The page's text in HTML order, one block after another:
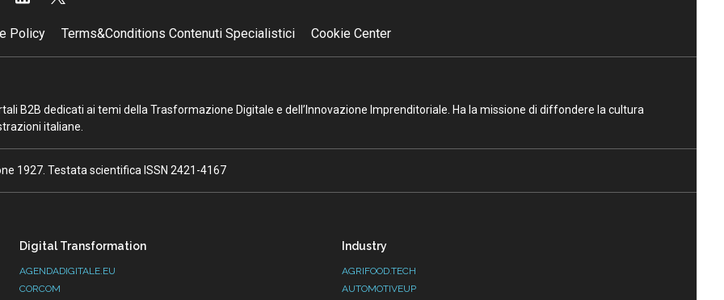
Policy Terms&Conditions Contenuti Specialistici Cookie Center
B2B dedicati ai temi della Trasformazione Digitale e dell’Innovazione Imprenditoriale. Ha la missione di diffondere la cultura
italiane.
1927. Testata scientifica ISSN 2421-4167
Digital Transformation
AGENDADIGITALE.EU
CORCOM
Industry
AGRIFOOD.TECH
AUTOMOTIVEUP